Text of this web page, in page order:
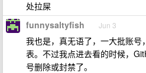
处拉屎
funnysaltyfish Jun 3
我也是，真无语了，一大批账
表。不过我点进去看的时候，
号删除或封禁了。